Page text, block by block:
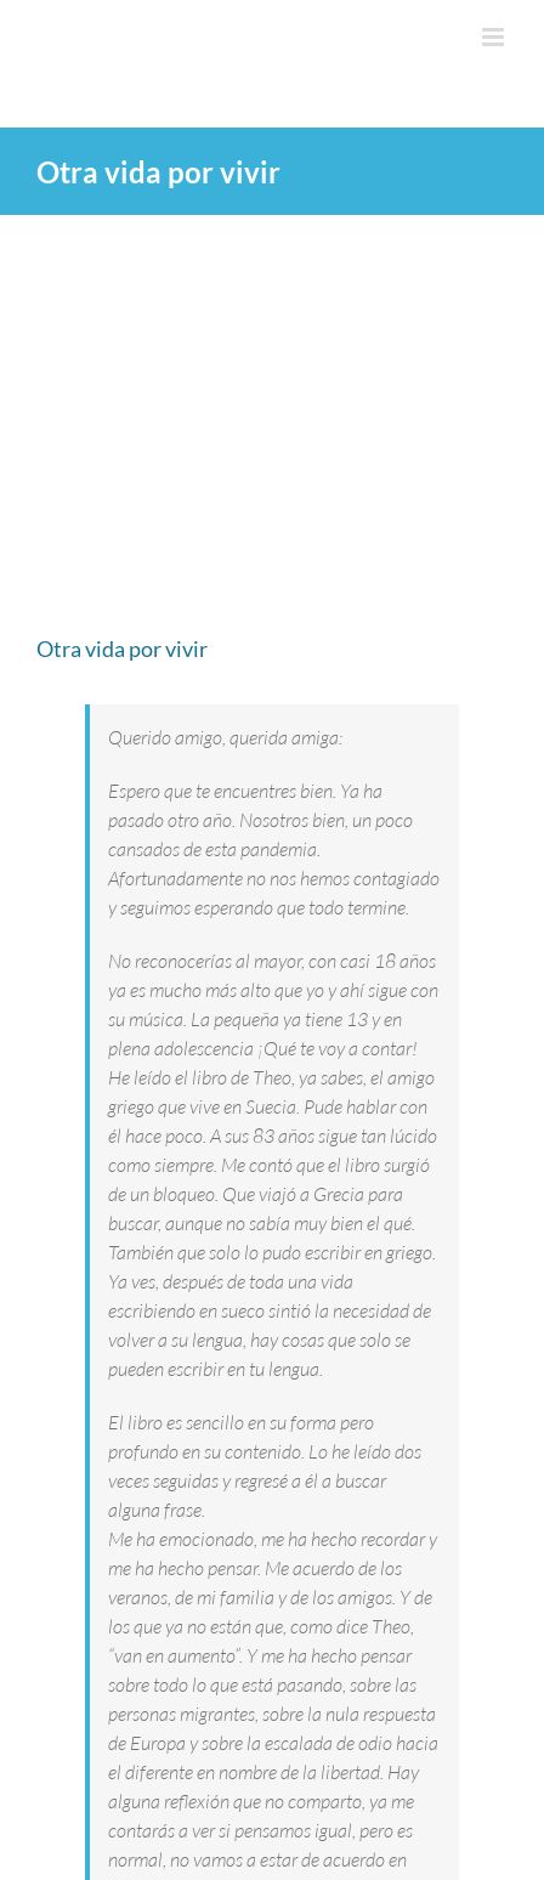
Otra vida por vivir
Otra vida por vivir
Querido amigo, querida amiga:
Espero que te encuentres bien. Ya ha
pasado otro año. Nosotros bien, un poco
cansados de esta pandemia.
Afortunadamente no nos hemos contagiado
y seguimos esperando que todo termine.
No reconocerías al mayor, con casi 18 años
ya es mucho más alto que yo y ahí sigue con
su música. La pequeña ya tiene 13 y en
plena adolescencia ¡Qué te voy a contar!
He leído el libro de Theo, ya sabes, el amigo
griego que vive en Suecia. Pude hablar con
él hace poco. A sus 83 años sigue tan lúcido
como siempre. Me contó que el libro surgió
de un bloqueo. Que viajó a Grecia para
buscar, aunque no sabía muy bien el qué.
También que solo lo pudo escribir en griego.
Ya ves, después de toda una vida
escribiendo en sueco sintió la necesidad de
volver a su lengua, hay cosas que solo se
pueden escribir en tu lengua.
El libro es sencillo en su forma pero
profundo en su contenido. Lo he leído dos
veces seguidas y regresé a él a buscar
alguna frase.
Me ha emocionado, me ha hecho recordar y
me ha hecho pensar. Me acuerdo de los
veranos, de mi familia y de los amigos. Y de
los que ya no están que, como dice Theo,
“van en aumento”. Y me ha hecho pensar
sobre todo lo que está pasando, sobre las
personas migrantes, sobre la nula respuesta
de Europa y sobre la escalada de odio hacia
el diferente en nombre de la libertad. Hay
alguna reflexión que no comparto, ya me
contarás a ver si pensamos igual, pero es
normal, no vamos a estar de acuerdo en